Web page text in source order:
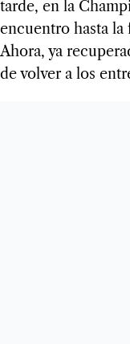
tarde, en la
encuentro hasta
Ahora, ya
de volver a los